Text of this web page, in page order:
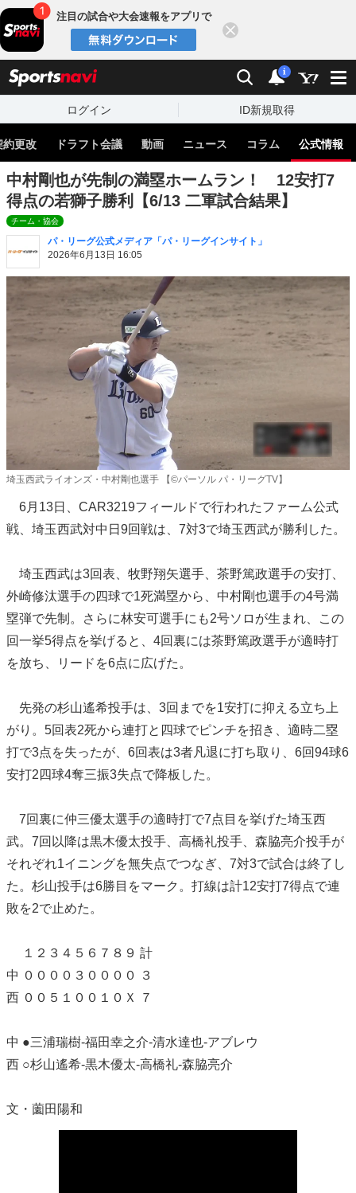
注目の試合や大会速報をアプリで
検索 通知
i
ログイン ID新規取得
約更改 ドラフト会議 動画 ニュース コラム 公式情報
中村剛也が先制の満塁ホームラン！ 12安打7
得点の若獅子勝利【6/13 二軍試合結果】
チーム・協会
パ・リーグ公式メディア「パ・リーグインサイト」
2026年6月13日 16:05
埼玉西武ライオンズ・中村剛也選手 【©パーソル パ・リーグTV】
6月13日、CAR3219フィールドで行われたファーム公式
戦、埼玉西武対中日9回戦は、7対3で埼玉西武が勝利した。
埼玉西武は3回表、牧野翔矢選手、茶野篤政選手の安打、
外崎修汰選手の四球で1死満塁から、中村剛也選手の4号満
塁弾で先制。さらに林安可選手にも2号ソロが生まれ、この
回一挙5得点を挙げると、4回裏には茶野篤政選手が適時打
を放ち、リードを6点に広げた。
先発の杉山遙希投手は、3回までを1安打に抑える立ち上
がり。5回表2死から連打と四球でピンチを招き、適時二塁
打で3点を失ったが、6回表は3者凡退に打ち取り、6回94球6
安打2四球4奪三振3失点で降板した。
7回裏に仲三優太選手の適時打で7点目を挙げた埼玉西
武。7回以降は黒木優太投手、高橋礼投手、森脇亮介投手が
それぞれ1イニングを無失点でつなぎ、7対3で試合は終了し
た。杉山投手は6勝目をマーク。打線は計12安打7得点で連
敗を2で止めた。
１２３４５６７８９ 計
中 ００００３００００ ３
西 ００５１００１０Ｘ ７
中 ●三浦瑞樹-福田幸之介-清水達也-アブレウ
西 ○杉山遙希-黒木優太-高橋礼-森脇亮介
文・薗田陽和